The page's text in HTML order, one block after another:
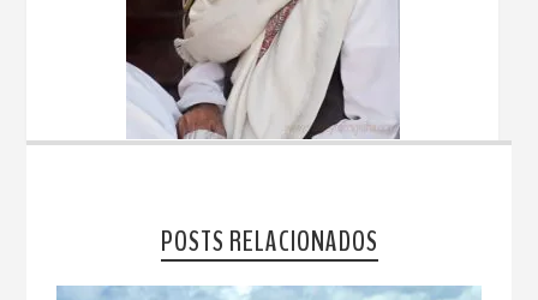
POSTS RELACIONADOS